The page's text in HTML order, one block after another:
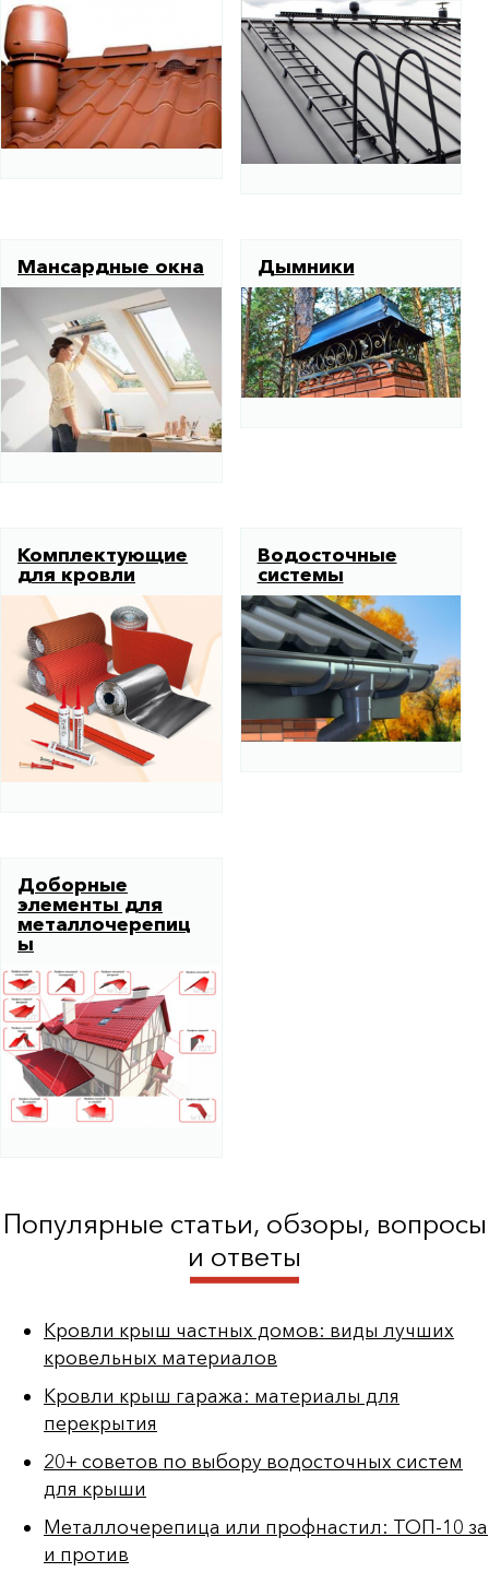
Мансардные окна Дымники
Комплектующие
для кровли
Водосточные
системы
Доборные
элементы для
металлочерепиц
ы
Популярные статьи, обзоры, вопросы
и ответы
Кровли крыш частных домов: виды лучших
кровельных материалов
Кровли крыш гаража: материалы для
перекрытия
20+ советов по выбору водосточных систем
для крыши
Металлочерепица или профнастил: ТОП-10 за
и против